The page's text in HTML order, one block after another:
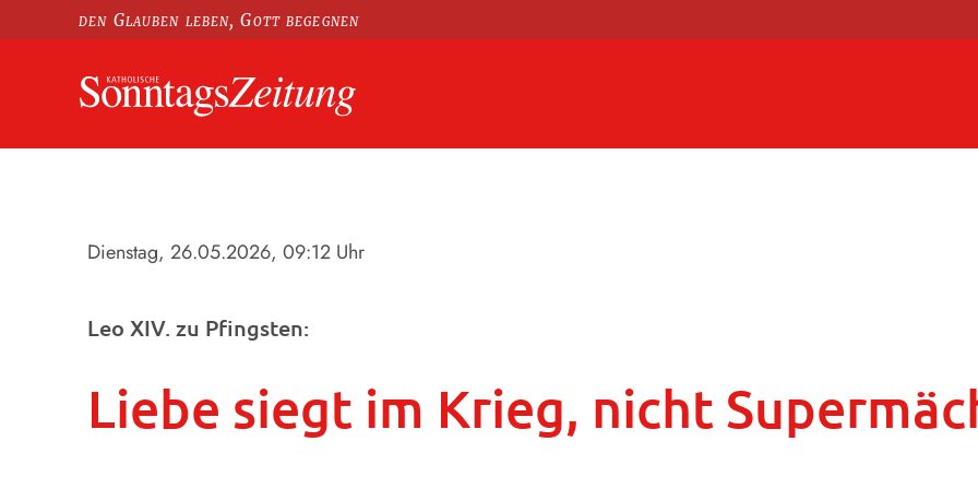
den Glauben leben, Gott begegnen
Dienstag, 26.05.2026, 09:12 Uhr
Leo XIV. zu Pfingsten:
Liebe siegt im Krieg, nicht